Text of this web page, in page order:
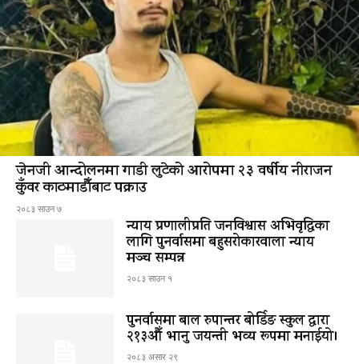
जेनजी आन्दोलनमा गाडी लुटेको आरोपमा २३ वर्षीय नीराजन
कुँवर काठमाडौँबाट पक्राउ
२०८३ साउन ७
न्याय प्रणालीप्रति जनविश्वास अभिवृद्धिका
लागि पुनर्वासमा बहुसरोकारवाला न्याय
मञ्च सम्पन्न
२०८३ साउन १
पुनर्वासमा बाल रुपान्तर बोर्डिङ स्कुल द्धारा
२१३औँ भानु जयन्ती भव्य रूपमा मनाईयो।
२०८३ असार २९